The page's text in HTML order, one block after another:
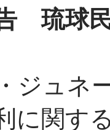
琉球
ジュネ
に関す